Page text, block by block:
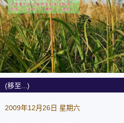
2009年12月26日 星期六